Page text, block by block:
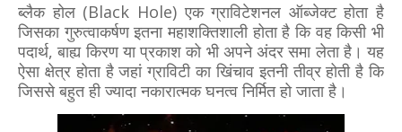
ब्लैक होल (Black Hole) एक ग्राविटेशनल ऑब्जेक्ट होता है
जिसका गुरुत्वाकर्षण इतना महाशक्तिशाली होता है कि वह किसी भी
पदार्थ, बाह्य किरण या प्रकाश को भी अपने अंदर समा लेता है। यह
ऐसा क्षेत्र होता है जहां ग्राविटी का खिंचाव इतनी तीव्र होती है कि
जिससे बहुत ही ज्यादा नकारात्मक घनत्व निर्मित हो जाता है।